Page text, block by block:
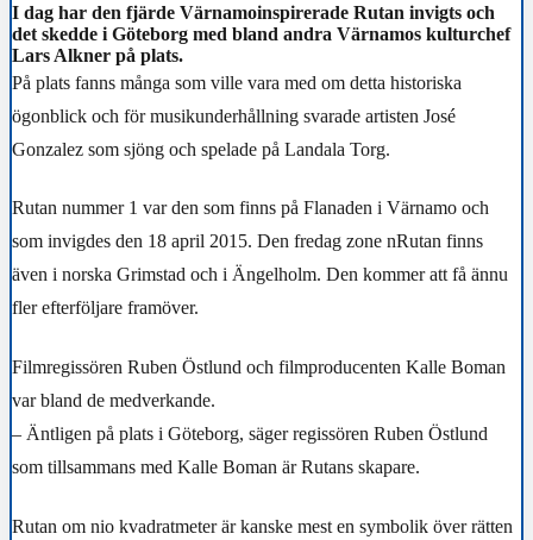
I dag har den fjärde Värnamoinspirerade Rutan invigts och
det skedde i Göteborg med bland andra Värnamos kulturchef
Lars Alkner på plats.
På plats fanns många som ville vara med om detta historiska
ögonblick och för musikunderhållning svarade artisten José
Gonzalez som sjöng och spelade på Landala Torg.
Rutan nummer 1 var den som finns på Flanaden i Värnamo och
som invigdes den 18 april 2015. Den fredag zone nRutan finns
även i norska Grimstad och i Ängelholm. Den kommer att få ännu
fler efterföljare framöver.
Filmregissören Ruben Östlund och filmproducenten Kalle Boman
var bland de medverkande.
– Äntligen på plats i Göteborg, säger regissören Ruben Östlund
som tillsammans med Kalle Boman är Rutans skapare.
Rutan om nio kvadratmeter är kanske mest en symbolik över rätten